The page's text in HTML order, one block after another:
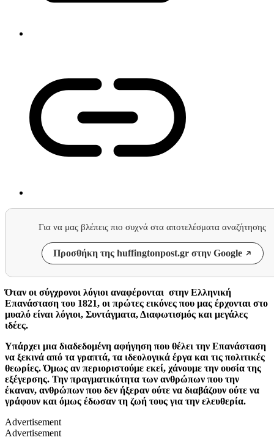
Για να μας βλέπεις πιο συχνά στα αποτελέσματα αναζήτησης
Προσθήκη της huffingtonpost.gr στην Google
Όταν οι σύγχρονοι λόγιοι αναφέρονται στην Ελληνική
Επανάσταση του 1821, οι πρώτες εικόνες που μας έρχονται στο
μυαλό είναι λόγιοι, Συντάγματα, Διαφωτισμός και μεγάλες
ιδέες.
Υπάρχει μια διαδεδομένη αφήγηση που θέλει την Επανάσταση
να ξεκινά από τα γραπτά, τα ιδεολογικά έργα και τις πολιτικές
θεωρίες. Όμως αν περιοριστούμε εκεί, χάνουμε την ουσία της
εξέγερσης. Την πραγματικότητα των ανθρώπων που την
έκαναν, ανθρώπων που δεν ήξεραν ούτε να διαβάζουν ούτε να
γράφουν και όμως έδωσαν τη ζωή τους για την ελευθερία.
Advertisement
Advertisement